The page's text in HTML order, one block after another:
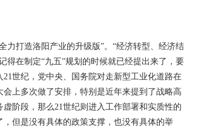
力打造洛阳产业的升级版”。“经济转型、经济结
得在制定“九五”规划的时候就已经提出来了，要
世纪，党中央、国务院对走新型工业化道路在
上多次做了安排，特别是近年来提到了战略高
阶段，那么21世纪则进入工作部署和实质性的
但是没有具体的政策支撑，也没有具体的举